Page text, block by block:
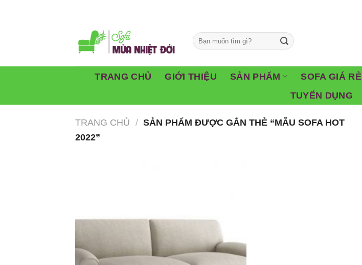
TRANG CHỦ GIỚI THIỆU SẢN PHẨM SOFA GIÁ RẺ
TUYỂN DỤNG
TRANG CHỦ / SẢN PHẨM ĐƯỢC GẮN THẺ “MẪU SOFA HOT
2022”